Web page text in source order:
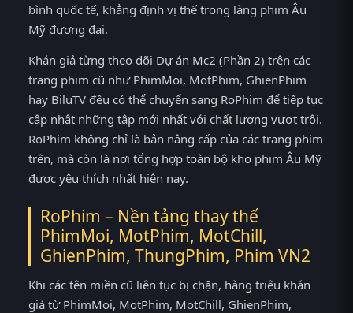
bình quốc tế, khẳng định vị thế trong làng phim Âu
Mỹ đương đại.
Khán giả từng theo dõi Dự án Mc2 (Phần 2) trên các
trang phim cũ như PhimMoi, MotPhim, GhienPhim
hay BiluTV đều có thể chuyển sang RoPhim để tiếp tục
cập nhật những tập mới nhất với chất lượng vượt trội.
RoPhim không chỉ là bản nâng cấp của các trang phim
trên, mà còn là nơi tổng hợp toàn bộ kho phim Âu Mỹ
được yêu thích nhất hiện nay.
RoPhim – Nền tảng thay thế
PhimMoi, MotPhim, MotChill,
GhienPhim, ThungPhim, Phim VN2
Khi các tên miền cũ liên tục bị chặn, hàng triệu khán
giả từ PhimMoi, MotPhim, MotChill, GhienPhim,